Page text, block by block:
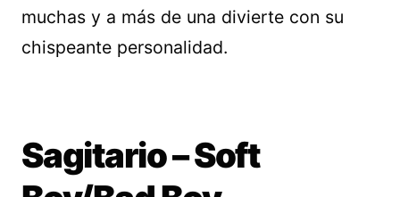
muchas y a más de una divierte con su
chispeante personalidad.
Sagitario – Soft